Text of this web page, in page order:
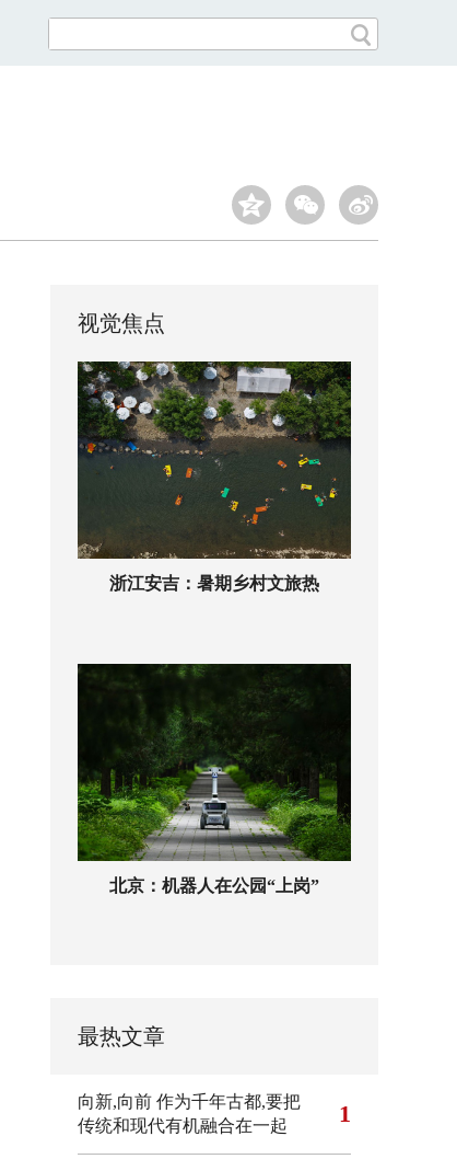
视觉焦点
浙江安吉：暑期乡村文旅热
北京：机器人在公园“上岗”
最热文章
向新,向前 作为千年古都,要把
传统和现代有机融合在一起
1